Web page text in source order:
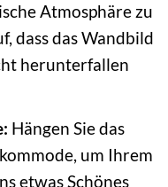
Atmosphäre zu
dass das Wandbild
herunterfallen
Hängen Sie das
um Ihrem
etwas Schönes